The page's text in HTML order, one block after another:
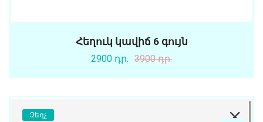
Հեղուկ կավիճ 6 գույն
2900 դր. 3900 դր.
Զեղչ